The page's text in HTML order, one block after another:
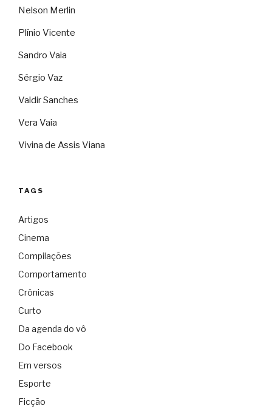
Nelson Merlin
Plínio Vicente
Sandro Vaia
Sérgio Vaz
Valdir Sanches
Vera Vaia
Vivina de Assis Viana
TAGS
Artigos
Cinema
Compilações
Comportamento
Crônicas
Curto
Da agenda do vô
Do Facebook
Em versos
Esporte
Ficção